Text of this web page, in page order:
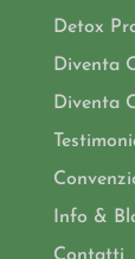
Detox
Diventa
Diventa
Info &